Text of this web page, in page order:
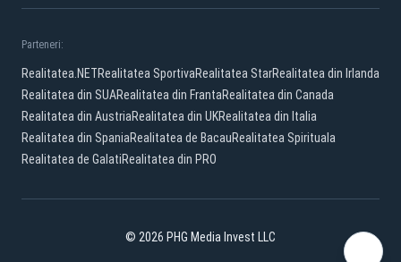
Parteneri:
Realitatea.NETRealitatea SportivaRealitatea StarRealitatea din Irlanda
Realitatea din SUARealitatea din FrantaRealitatea din Canada
Realitatea din AustriaRealitatea din UKRealitatea din Italia
Realitatea din SpaniaRealitatea de BacauRealitatea Spirituala
Realitatea de GalatiRealitatea din PRO
© 2026 PHG Media Invest LLC